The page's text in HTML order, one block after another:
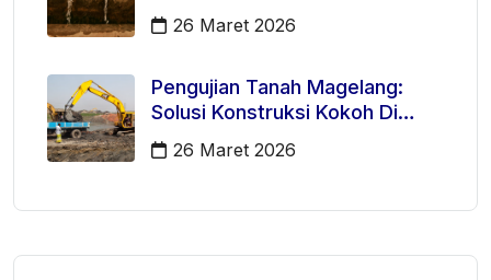
26 Maret 2026
Pengujian Tanah Magelang:
Solusi Konstruksi Kokoh Di
Mertoyudan
26 Maret 2026